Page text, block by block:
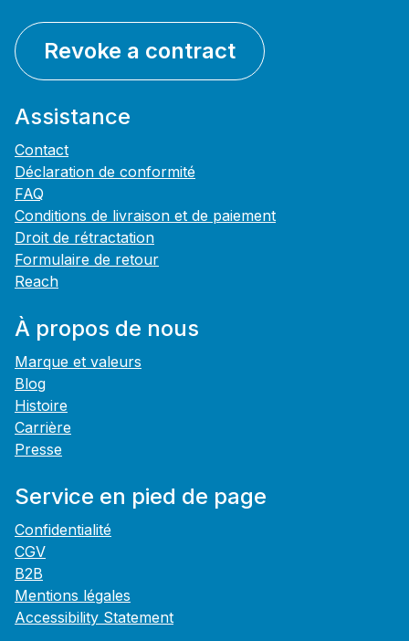
Revoke a contract
Assistance
Contact
Déclaration de conformité
FAQ
Conditions de livraison et de paiement
Droit de rétractation
Formulaire de retour
Reach
À propos de nous
Marque et valeurs
Blog
Histoire
Carrière
Presse
Service en pied de page
Confidentialité
CGV
B2B
Mentions légales
Accessibility Statement